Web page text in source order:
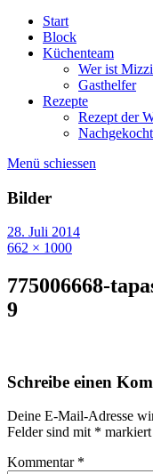
Start
Block
Küchenteam
Wer ist
Gasthelfer
Rezepte
Rezept der
Nachgekocht
Menü schiessen
Bilder
28. Juli 2014
662 × 1000
775006668-
9
Schreibe einen
Deine E-Mail-Adresse
Felder sind mit * markiert
Kommentar *